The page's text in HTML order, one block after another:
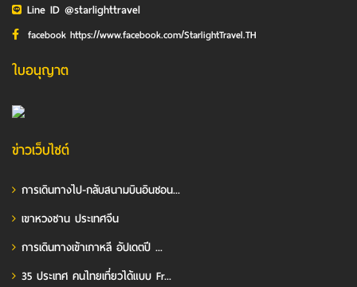
Line ID @starlighttravel
facebook https://www.facebook.com/StarlightTravel.TH
ใบอนุญาต
ข่าวเว็บไซต์
การเดินทางไป-กลับสนามบินอินชอน...
เขาหวงซาน ประเทศจีน
การเดินทางเข้าเกาหลี อัปเดตปี ...
35 ประเทศ คนไทยเที่ยวได้แบบ Fr...